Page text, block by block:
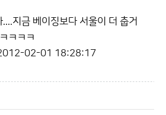
....지금 베이징보다 서울이 더 춥거
ㅋㅋㅋ
02-01 18:28:17